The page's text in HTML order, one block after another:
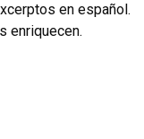
en español.
enriquecen.